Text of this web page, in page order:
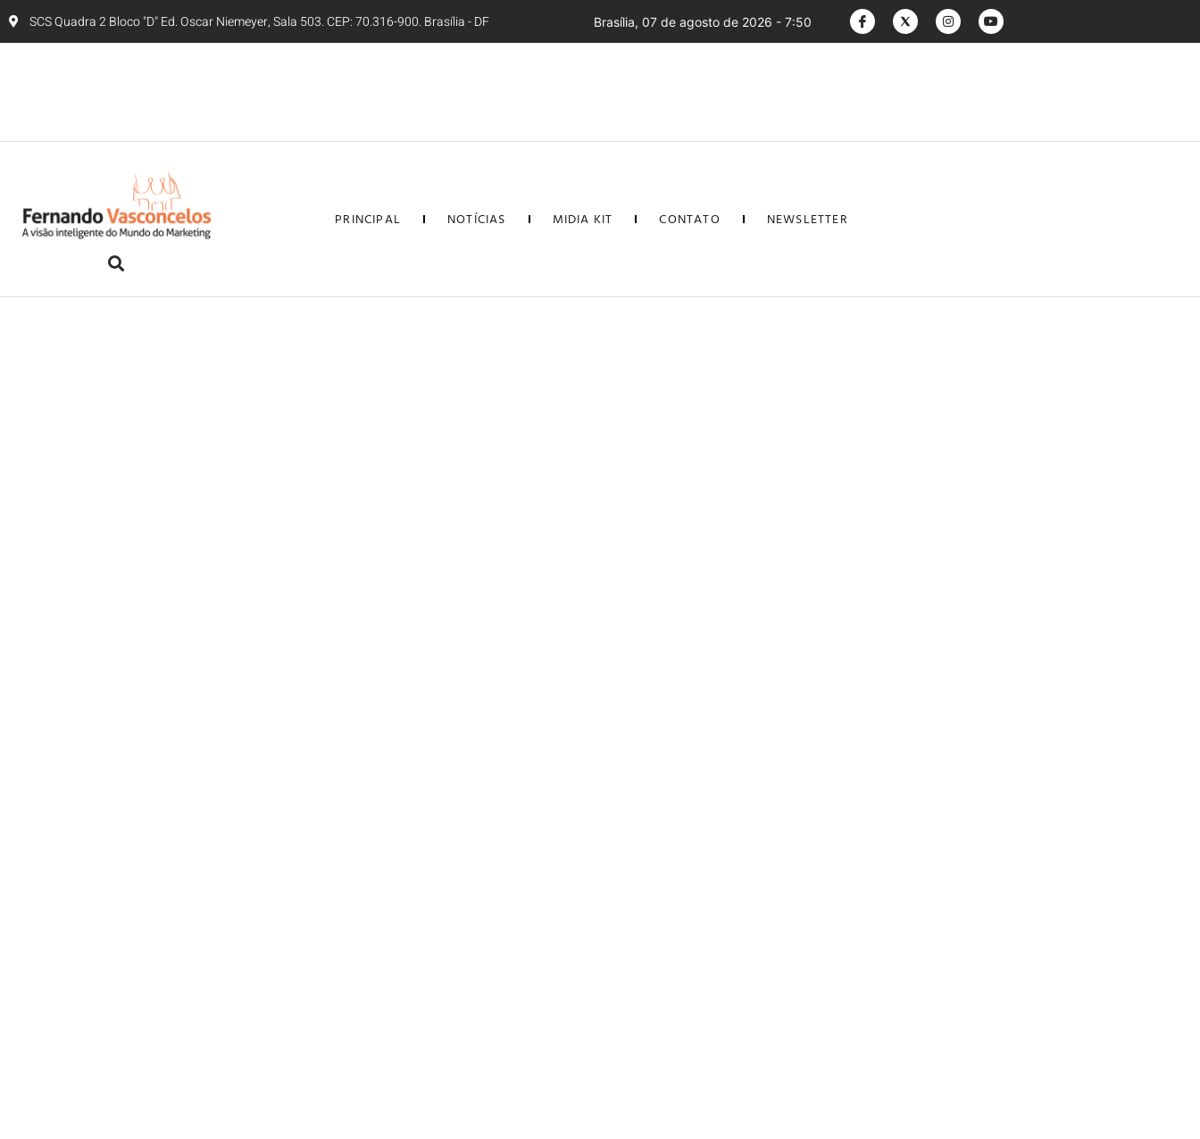
SCS Quadra 2 Bloco "D" Ed. Oscar Niemeyer, Sala 503. CEP: 70.316-900. Brasília - DF Brasília, 07 de agosto de 2026 - 7:50
PRINCIPAL NOTÍCIAS MIDIA KIT CONTATO NEWSLETTER